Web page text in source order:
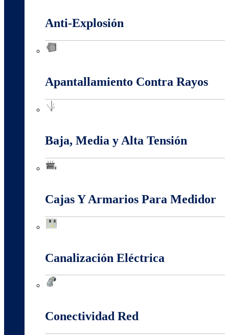
Anti-Explosión
Apantallamiento Contra Rayos
Baja, Media y Alta Tensión
Cajas Y Armarios Para Medidor
Canalización Eléctrica
Conectividad Red